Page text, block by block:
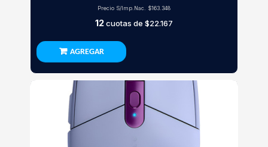
Precio S/Imp.Nac. $163.348
12cuotas de $22.167
AGREGAR